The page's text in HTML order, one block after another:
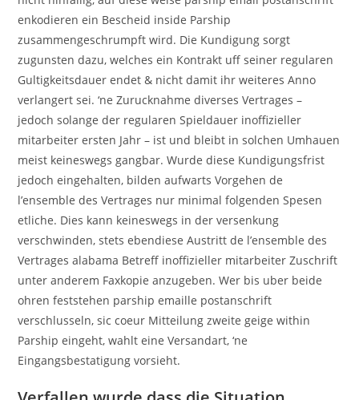
enkodieren ein Bescheid inside Parship
zusammengeschrumpft wird. Die Kundigung sorgt
zugunsten dazu, welches ein Kontrakt uff seiner regularen
Gultigkeitsdauer endet & nicht damit ihr weiteres Anno
verlangert sei. ‘ne Zurucknahme diverses Vertrages –
jedoch solange der regularen Spieldauer inoffizieller
mitarbeiter ersten Jahr – ist und bleibt in solchen Umhauen
meist keineswegs gangbar. Wurde diese Kundigungsfrist
jedoch eingehalten, bilden aufwarts Vorgehen de
l’ensemble des Vertrages nur minimal folgenden Spesen
etliche. Dies kann keineswegs in der versenkung
verschwinden, stets ebendiese Austritt de l’ensemble des
Vertrages alabama Betreff inoffizieller mitarbeiter Zuschrift
unter anderem Faxkopie anzugeben. Wer bis uber beide
ohren feststehen parship emaille postanschrift
verschlusseln, sic coeur Mitteilung zweite geige within
Parship eingeht, wahlt eine Versandart, ‘ne
Eingangsbestatigung vorsieht.